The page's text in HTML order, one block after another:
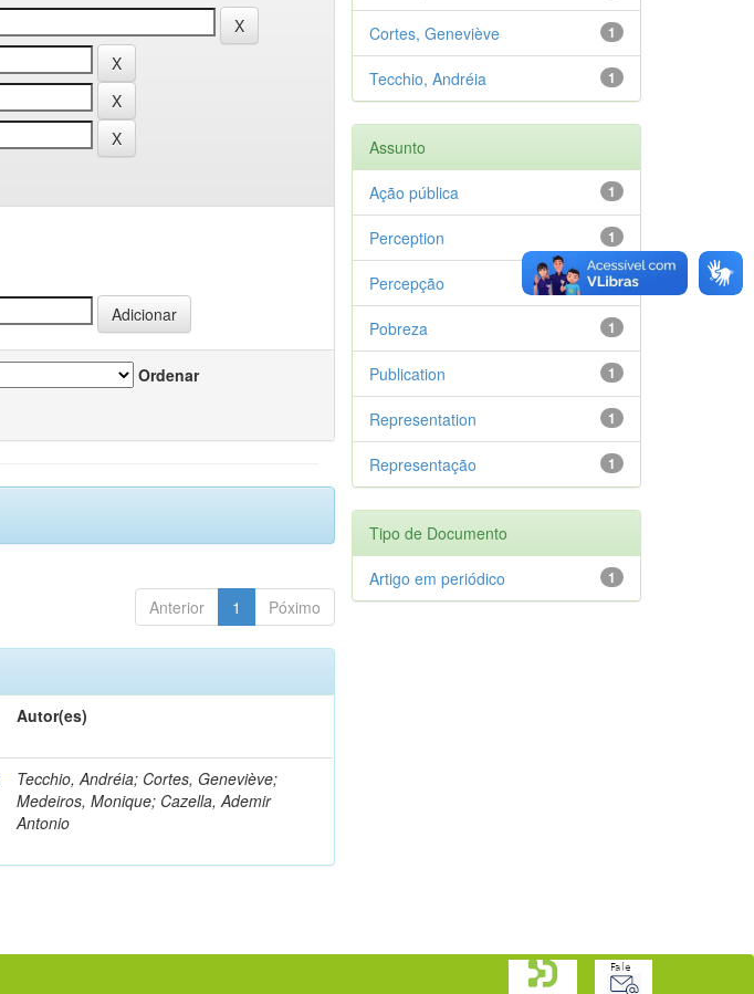
Ordenar
Anterior 1 Póximo
Autor(es)
Tecchio, Andréia; Cortes, Geneviève;
Medeiros, Monique; Cazella, Ademir
Antonio
1
Cortes, Geneviève
1
Tecchio, Andréia
Assunto
1
Ação pública
1
Perception
1
Percepção
1
Pobreza
1
Publication
1
Representation
1
Representação
Tipo de Documento
1
Artigo em periódico